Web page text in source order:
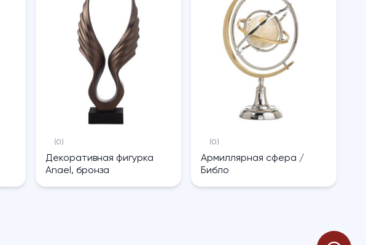
(0)
Декоративная фигурка
Anael, бронза
(0)
Армиллярная сфера /
Библо